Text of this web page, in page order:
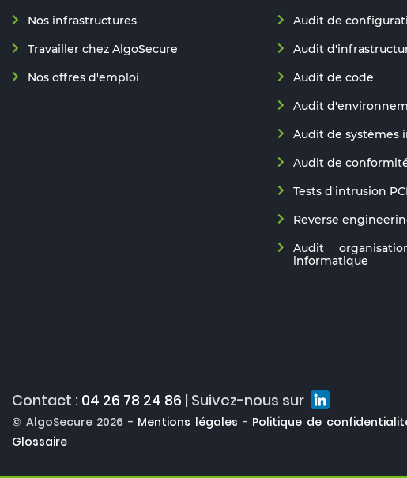
Nos infrastructures
Travailler chez AlgoSecure
Nos offres d'emploi
Audit de
Audit
Audit de code
Audit
Audit de systèmes
Audit de
Tests d'intrusion
Reverse
Audit
informatique
Contact : 04 26 78 24 86 | Suivez-nous sur
© AlgoSecure 2026 - Mentions légales - Politique de
Glossaire